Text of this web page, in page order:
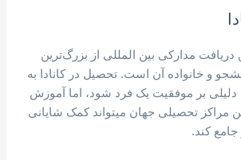
مدارکی بین المللی از بزرگ‌ترین
و خانواده آن است. تحصیل در کانادا به
دلیلی بر موفقیت یک فرد شود، اما آموزش
مراکز تحصیلی جهان میتواند کمک شایانی
کند.